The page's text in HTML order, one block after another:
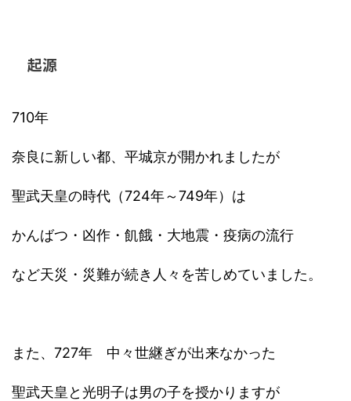
起源
710年
奈良に新しい都、平城京が開かれましたが
聖武天皇の時代（724年～749年）は
かんばつ・凶作・飢餓・大地震・疫病の流行
など天災・災難が続き人々を苦しめていました。
また、727年 中々世継ぎが出来なかった
聖武天皇と光明子は男の子を授かりますが